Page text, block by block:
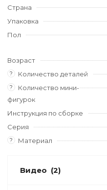
Страна
Упаковка
Пол
Возраст
? Количество деталей
?
Количество мини-
фигурок
Инструкция по сборке
Серия
? Материал
Видео (2)